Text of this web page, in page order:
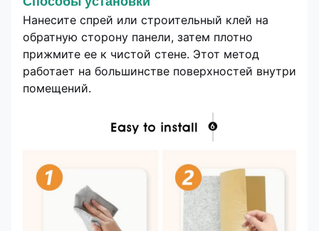
Нанесите спрей или строительный клей на
обратную сторону панели, затем плотно
прижмите ее к чистой стене. Этот метод
работает на большинстве поверхностей внутри
помещений.